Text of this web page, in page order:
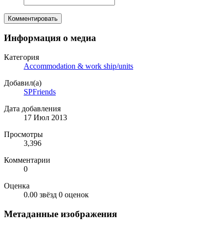
Комментировать
Информация о медиа
Категория
Accommodation & work ship/units
Добавил(а)
SPFriends
Дата добавления
17 Июл 2013
Просмотры
3,396
Комментарии
0
Оценка
0.00 звёзд 0 оценок
Метаданные изображения